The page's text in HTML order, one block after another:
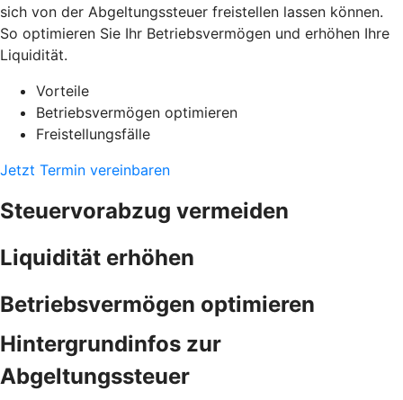
sich von der Abgeltungssteuer freistellen lassen können.
So optimieren Sie Ihr Betriebsvermögen und erhöhen Ihre
Liquidität.
Vorteile
Betriebsvermögen optimieren
Freistellungsfälle
Jetzt Termin vereinbaren
Steuervorabzug vermeiden
Liquidität erhöhen
Betriebsvermögen optimieren
Hintergrundinfos zur
Abgeltungssteuer